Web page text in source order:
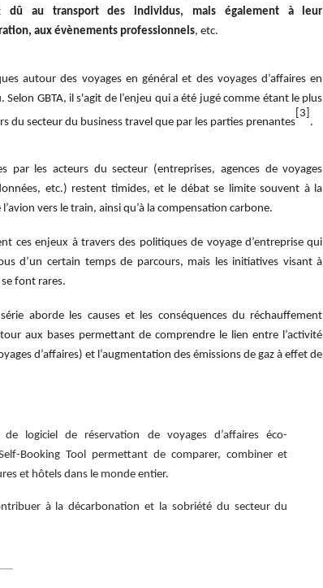
dû au transport des individus, mais également à leur
aux évènements professionnels, etc.
autour des voyages en général et des voyages d’affaires en
Selon GBTA, il s'agit de l’enjeu qui a été jugé comme étant le plus
du secteur du business travel que par les parties prenantes
[3]
.
par les acteurs du secteur (entreprises, agences de voyages
etc.) restent timides, et le débat se limite souvent à la
vers le train, ainsi qu’à la compensation carbone.
ces enjeux à travers des politiques de voyage d’entreprise qui
d’un certain temps de parcours, mais les initiatives visant à
se font rares.
aborde les causes et les conséquences du réchauffement
aux bases permettant de comprendre le lien entre l’activité
d’affaires) et l’augmentation des émissions de gaz à effet de
logiciel de réservation de voyages d’affaires éco-
Booking Tool permettant de comparer, combiner et
et hôtels dans le monde entier.
à la décarbonation et la sobriété du secteur du